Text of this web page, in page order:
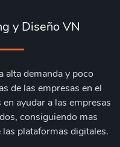
y Diseño VN
alta demanda y poco
de las empresas en el
ayudar a las empresas
consiguiendo mas
plataformas digitales.